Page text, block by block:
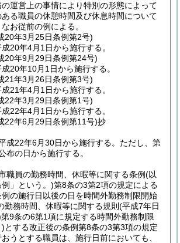
運営上の事情により特別の形態によって
る職員の休憩時間及び休息時間について
お従前の例による。
20年3月25日条例第2号)
20年4月1日から施行する。
20年9月29日条例第24号)
20年10月1日から施行する。
21年3月26日条例第3号)
21年4月1日から施行する。
22年3月29日条例第1号)
22年4月1日から施行する。
22年6月29日条例第11号)抄
成22年6月30日から施行する。 ただし、第
布の日から施行する。
職員の勤務時間、休暇等に関する条例(以
」という。)第8条の3第2項の規定による
の施行日以後の日を時間外勤務制限開始
勤務時間、休暇等に関する規則 (平成7年日
第9条の6第1項に規定する時間外勤務制限
)とする改正後の条例第8条の3第3項の規定
うとする職員は、施行日前においても、